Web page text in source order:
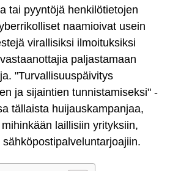
tai pyyntöjä henkilötietojen
naamioivat usein
virallisiksi ilmoituksiksi
paljastamaan
"Turvallisuuspäivitys
ja sijaintien tunnistamiseksi" -
tällaista huijauskampanjaa,
laillisiin yrityksiin,